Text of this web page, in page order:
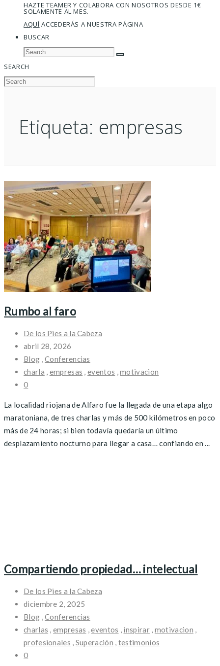
HAZTE TEAMER Y COLABORA CON NOSOTROS DESDE 1€
SOLAMENTE AL MES.
AQUÍACCEDERÁS A NUESTRA PÁGINA
BUSCAR
SEARCH
Etiqueta: empresas
Rumbo al faro
De los Pies a la Cabeza
abril 28, 2026
Blog ,Conferencias
charla , empresas ,eventos ,motivacion
0
La localidad riojana de Alfaro fue la llegada de una etapa algo
maratoniana, de tres charlas y más de 500 kilómetros en poco
más de 24 horas; si bien todavía quedaría un último
desplazamiento nocturno para llegar a casa… confiando en ...
Compartiendo propiedad… intelectual
De los Pies a la Cabeza
diciembre 2, 2025
Blog ,Conferencias
charlas ,empresas ,eventos inspirar, motivacion
profesionales
Superación
testimonios
0